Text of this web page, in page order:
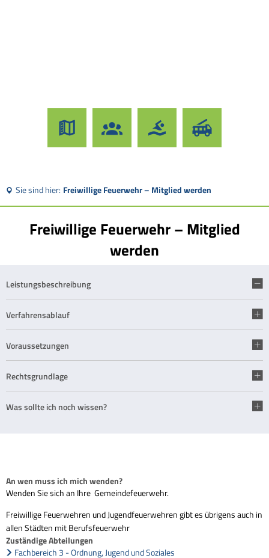
Sie sind hier: Freiwillige Feuerwehr – Mitglied werden
Freiwillige Feuerwehr – Mitglied
werden
Leistungsbeschreibung
Verfahrensablauf
Voraussetzungen
Rechtsgrundlage
Was sollte ich noch wissen?
An wen muss ich mich wenden?
Wenden Sie sich an Ihre Gemeindefeuerwehr.
Freiwillige Feuerwehren und Jugendfeuerwehren gibt es übrigens auch in
allen Städten mit Berufsfeuerwehr
Zuständige Abteilungen
Fachbereich 3 - Ordnung, Jugend und Soziales